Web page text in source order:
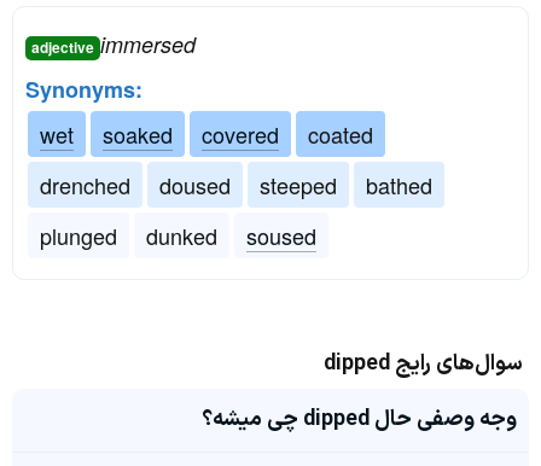
adjective immersed
Synonyms:
wet
soaked covered
coated
drenched
doused steeped
bathed
plunged
dunked soused
سوال‌های رایج dipped
وجه وصفی حال dipped چی میشه؟